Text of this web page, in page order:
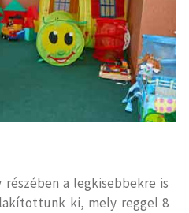
a legkisebbekre is
ki, mely reggel 8